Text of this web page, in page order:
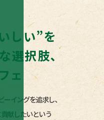
しい”を
選択肢、
ェ
ーイングを追求し、
献したいという